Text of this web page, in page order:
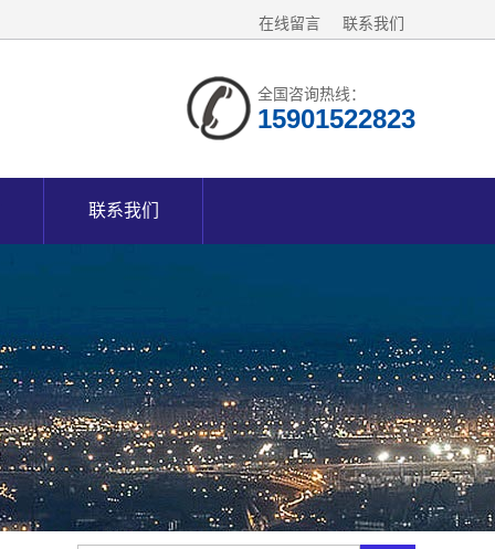
在线留言 联系我们
全国咨询热线：
15901522823
联系我们